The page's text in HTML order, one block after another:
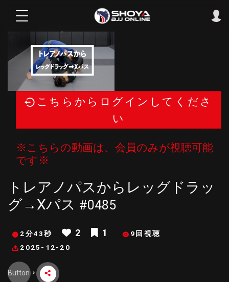
こちらからログインしてくださ
い
※こちらの動画は、会員のみが視聴可能
です※
トレアノパスからレッグドラッ
グ→Xパス #0485
2分43秒 2 1
9回視聴
2025-12-20
Button